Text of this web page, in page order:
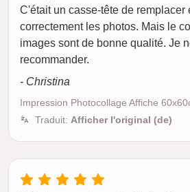
C'était un casse-tête de remplacer
correctement les photos. Mais le
images sont de bonne qualité. Je
recommander.
- Christina
Impression Photocollage Affiche
Traduit: Afficher l'original (de)